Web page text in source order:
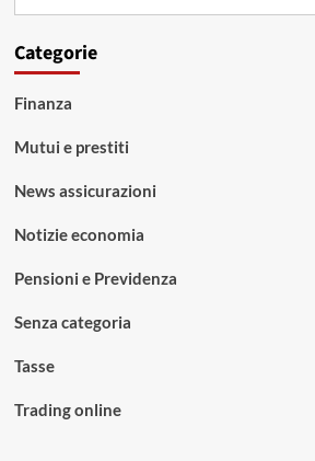
Categorie
Finanza
Mutui e prestiti
News assicurazioni
Notizie economia
Pensioni e Previdenza
Senza categoria
Tasse
Trading online